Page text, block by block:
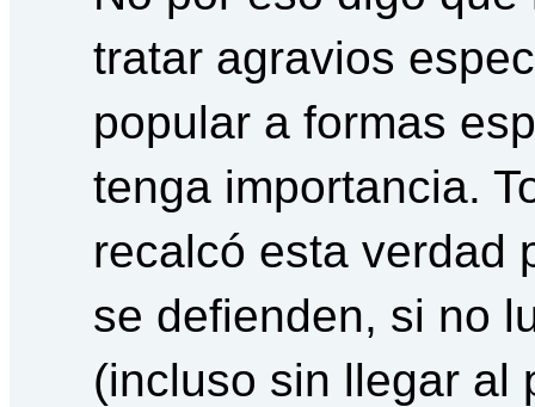
tratar agravios
popular a formas
tenga importancia.
recalcó esta verdad
se defienden, si no
(incluso sin llegar al